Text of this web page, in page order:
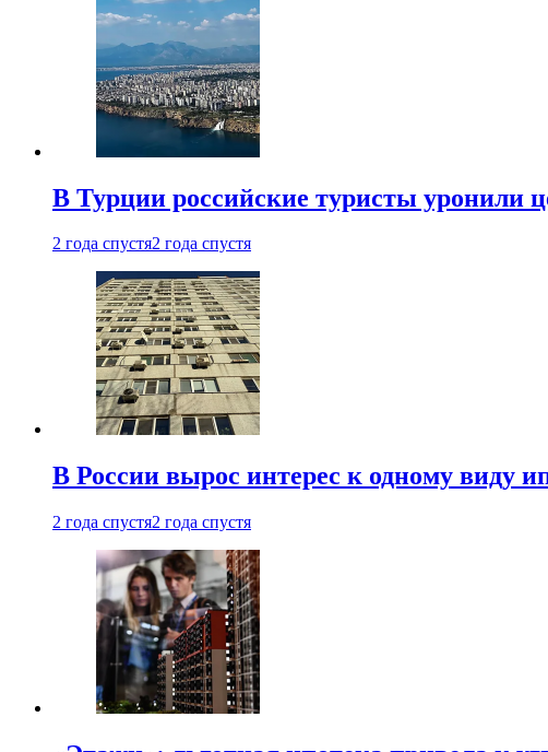
В Турции российские туристы уронили
2 года спустя2 года спустя
В России вырос интерес к одному виду
2 года спустя2 года спустя